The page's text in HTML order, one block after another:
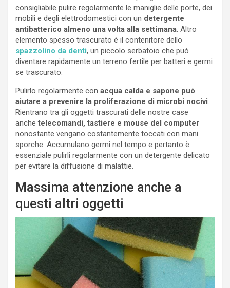
consigliabile pulire regolarmente le maniglie delle porte, dei
mobili e degli elettrodomestici con un detergente
antibatterico almeno una volta alla settimana. Altro
elemento spesso trascurato è il contenitore dello
spazzolino da denti, un piccolo serbatoio che può
diventare rapidamente un terreno fertile per batteri e germi
se trascurato.
Pulirlo regolarmente con acqua calda e sapone può
aiutare a prevenire la proliferazione di microbi nocivi.
Rientrano tra gli oggetti trascurati delle nostre case
anche telecomandi, tastiere e mouse del computer
nonostante vengano costantemente toccati con mani
sporche. Accumulano germi nel tempo e pertanto è
essenziale pulirli regolarmente con un detergente delicato
per evitare la diffusione di malattie.
Massima attenzione anche a
questi altri oggetti